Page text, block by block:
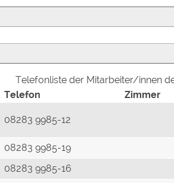
Telefonliste der Mitarbeiter/innen
Telefon Zimmer
08283 9985-12
08283 9985-19
08283 9985-16